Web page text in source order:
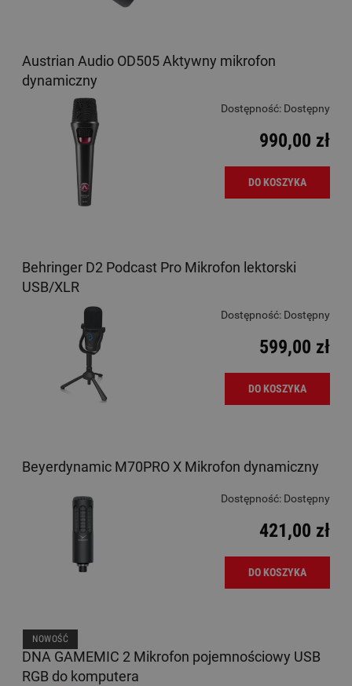
Austrian Audio OD505 Aktywny mikrofon
dynamiczny
Dostępność: Dostępny
990,00 zł
DO KOSZYKA
Behringer D2 Podcast Pro Mikrofon lektorski
USB/XLR
Dostępność: Dostępny
599,00 zł
DO KOSZYKA
Beyerdynamic M70PRO X Mikrofon dynamiczny
Dostępność: Dostępny
421,00 zł
DO KOSZYKA
DNA GAMEMIC 2 Mikrofon pojemnościowy USB
RGB do komputera
NOWOŚĆ